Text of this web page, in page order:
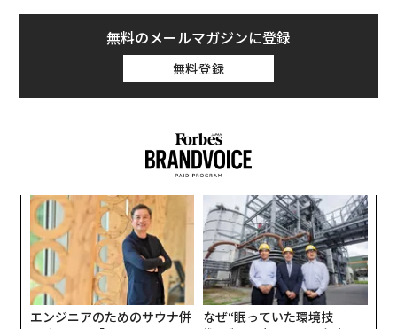
もめ・青海駅から徒歩4〜5分というアクセスを誇り、初
年度は貸館を含めて稼働率ほぼ100％、150万人程度の集
客を見込んでいる。
周辺地域では、東京都が臨海副都心の新たなランドマー
ウンテン（仮称）」（2026年3月完成予定）や、テレビ
朝日が建設中の複合型エンタテインメント施設「TOKYO
プの次世代研究開発拠点・複合施設「コナミクリエイテ
ィブフロント東京ベイ」（2025年10月末開業）といっ
た、さらなる再開発も進んでいる。
第2次安倍内閣の成長戦略「日本再興戦略 2016」で掲げ
られた「スポーツの成長産業化」の柱として経済産業省
無料のメールマガジンに登録
無料登録
エンジニアのためのサウナ併
なぜ“眠っていた環境技